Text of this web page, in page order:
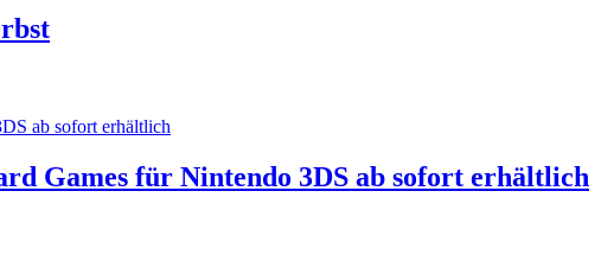
Games für Nintendo 3DS ab sofort erhältlich